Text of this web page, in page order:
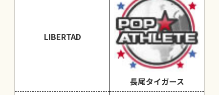
LIBERTAD
長尾タイガース